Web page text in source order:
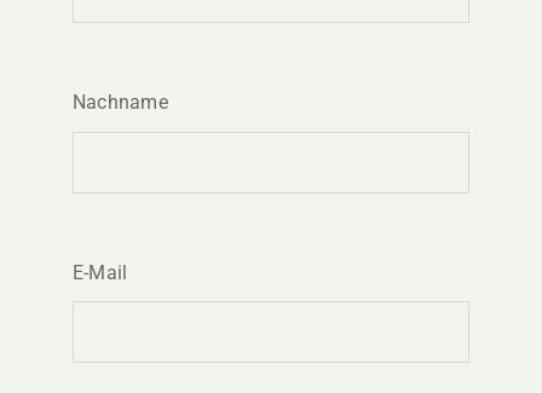
Nachname
E-Mail